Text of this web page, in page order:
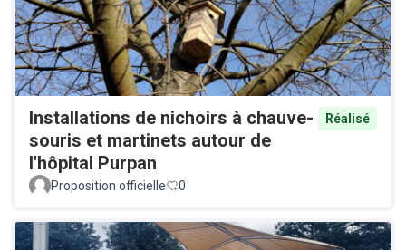
Installations de nichoirs à chauve-
souris et martinets autour de
l'hôpital Purpan
Réalisé
Proposition officielle 0